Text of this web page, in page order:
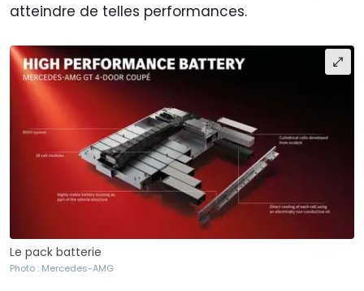
atteindre de telles performances.
Le pack batterie
Photo : Mercedes-AMG